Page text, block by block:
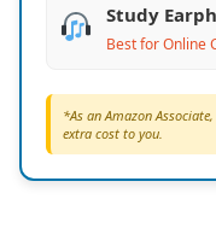
Study
Best for Online
*As an Amazon
extra cost to you.